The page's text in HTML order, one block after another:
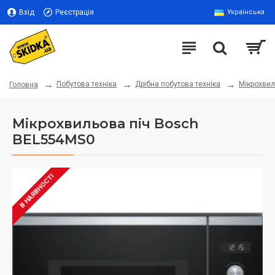
Вхід Реєстрація Українська
Головна Побутова техніка Дрібна побутова техніка
Мікрохвильова піч Bosch
BEL554MS0
В НАЯВНОСТІ